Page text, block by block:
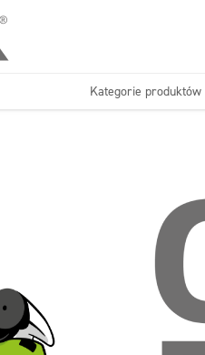
Kategorie produktów